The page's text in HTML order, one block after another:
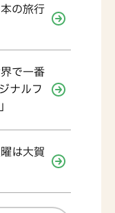
の旅行
で一番
ナルフ
は大賀